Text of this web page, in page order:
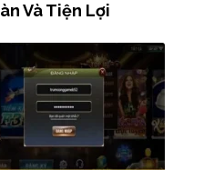
Và Tiện Lợi